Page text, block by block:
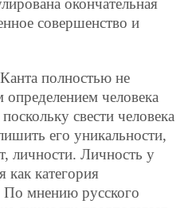
окончательная
совершенство и
полностью не
человека
свести человека
его уникальности,
личности. Личность у
как категория
мнению русского